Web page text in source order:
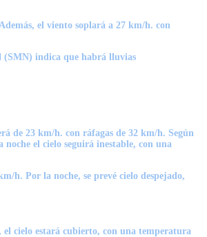
el viento soplará a 27 km/h. con
(SMN) indica que habrá lluvias
de 23 km/h. con ráfagas de 32 km/h. Según
el cielo seguirá inestable, con una
h. Por la noche, se prevé cielo despejado,
el cielo estará cubierto, con una temperatura